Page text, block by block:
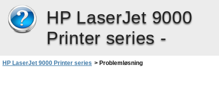
HP LaserJet 9000
Printer series -
HP LaserJet 9000 Printer series > Problemløsning